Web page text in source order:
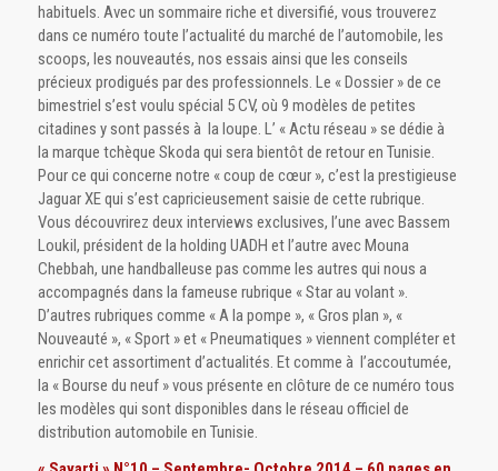
habituels. Avec un sommaire riche et diversifié, vous trouverez
dans ce numéro toute l’actualité du marché de l’automobile, les
scoops, les nouveautés, nos essais ainsi que les conseils
précieux prodigués par des professionnels. Le « Dossier » de ce
bimestriel s’est voulu spécial 5 CV, où 9 modèles de petites
citadines y sont passés à la loupe. L’ « Actu réseau » se dédie à
la marque tchèque Skoda qui sera bientôt de retour en Tunisie.
Pour ce qui concerne notre « coup de cœur », c’est la prestigieuse
Jaguar XE qui s’est capricieusement saisie de cette rubrique.
Vous découvrirez deux interviews exclusives, l’une avec Bassem
Loukil, président de la holding UADH et l’autre avec Mouna
Chebbah, une handballeuse pas comme les autres qui nous a
accompagnés dans la fameuse rubrique « Star au volant ».
D’autres rubriques comme « A la pompe », « Gros plan », «
Nouveauté », « Sport » et « Pneumatiques » viennent compléter et
enrichir cet assortiment d’actualités. Et comme à l’accoutumée,
la « Bourse du neuf » vous présente en clôture de ce numéro tous
les modèles qui sont disponibles dans le réseau officiel de
distribution automobile en Tunisie.